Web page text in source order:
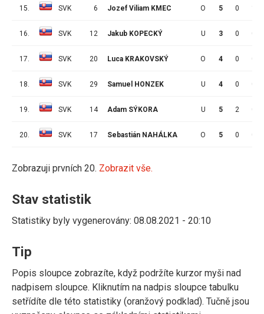
15. SVK 6 Jozef Viliam KMEC O 5 0
16. SVK 12 Jakub KOPECKÝ U 3 0 0
17. SVK 20 Luca KRAKOVSKÝ O 4 0 0
18. SVK 29 Samuel HONZEK U 4 0 0
19. SVK 14 Adam SÝKORA U 5 2 0
20. SVK 17 Sebastián NAHÁLKA O 5 0 0
Zobrazuji prvních 20. Zobrazit vše.
Stav statistik
Statistiky byly vygenerovány: 08.08.2021 - 20:10
Tip
Popis sloupce zobrazíte, když podržíte kurzor myši nad
nadpisem sloupce. Kliknutím na nadpis sloupce tabulku
setřídíte dle této statistiky (oranžový podklad). Tučně jsou